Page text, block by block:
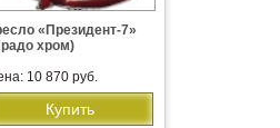
«Президент-7»
хром)
10 870 руб.
Купить